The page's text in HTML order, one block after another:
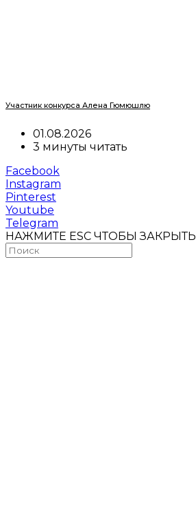
Участник конкурса Алена Гюмюшлю
01.08.2026
3 минуты читать
Facebook
Instagram
Pinterest
Youtube
Telegram
НАЖМИТЕ ESC ЧТОБЫ ЗАКРЫТЬ